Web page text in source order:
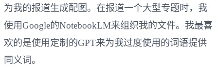
为我的报道生成配图。在报道一个大型专题时，我
使用Google的NotebookLM来组织我的文件。我最喜
欢的是使用定制的GPT来为我过度使用的词语提供
同义词。